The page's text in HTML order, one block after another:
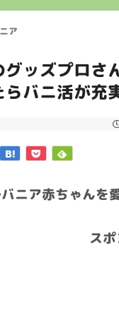
ア
ッズプロさ
バニ活が充
ニア赤ちゃんを
ス